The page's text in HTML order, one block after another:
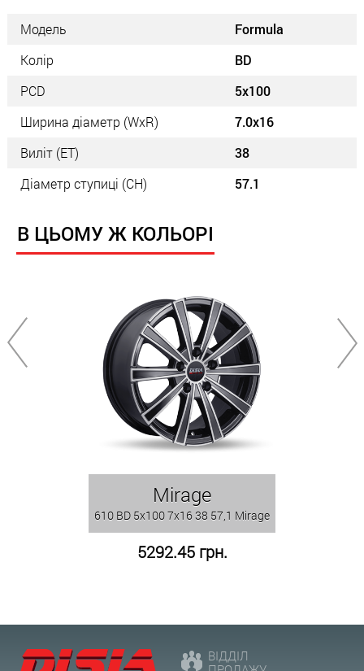
Модель
Formula
Колір
BD
PCD
5x100
Ширина діаметр (WxR)
7.0x16
Виліт (ET)
38
Діаметр ступиці (СН)
57.1
В ЦЬОМУ Ж КОЛЬОРІ
Mirage
610 BD 5x100 7x16 38 57,1 Mirage
5292.45 грн.
ВІДДІЛ